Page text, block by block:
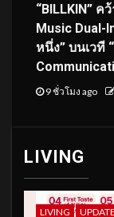
“BILLKIN” ค
Music Dual-
หนึ่ง” บนเวที
9 ชั่วโมง ago
LIVING
LIVING UPDATE